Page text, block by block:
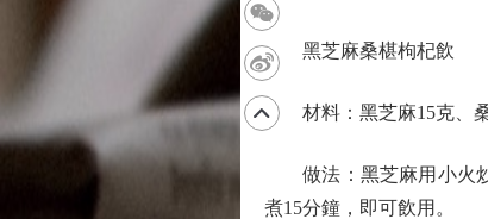
黑芝麻桑椹枸杞飲
材料：黑芝麻15克、桑
做法：黑芝麻用小火炒
煮15分鐘，即可飲用。